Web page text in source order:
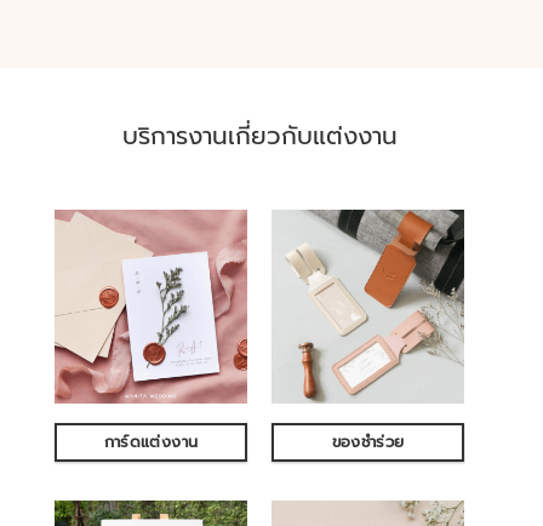
บริการงานเกี่ยวกับแต่งงาน
การ์ดแต่งงาน ของชำร่วย